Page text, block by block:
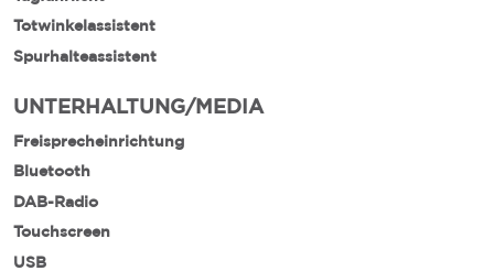
Totwinkelassistent
Spurhalteassistent
UNTERHALTUNG/MEDIA
Freisprecheinrichtung
Bluetooth
DAB-Radio
Touchscreen
USB